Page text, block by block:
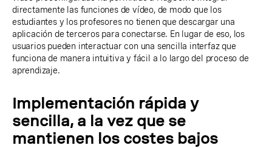
directamente las funciones de vídeo, de modo que los
estudiantes y los profesores no tienen que descargar una
aplicación de terceros para conectarse. En lugar de eso, los
usuarios pueden interactuar con una sencilla interfaz que
funciona de manera intuitiva y fácil a lo largo del proceso de
aprendizaje.
Implementación rápida y
sencilla, a la vez que se
mantienen los costes bajos